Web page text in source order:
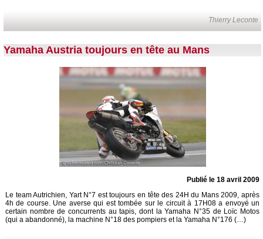
Thierry Leconte
Yamaha Austria toujours en tête au Mans
Publié le 18 avril 2009
Le team Autrichien, Yart N°7 est toujours en tête des 24H du Mans 2009, après
4h de course. Une averse qui est tombée sur le circuit à 17H08 a envoyé un
certain nombre de concurrents au tapis, dont la Yamaha N°35 de Loïc Motos
(qui a abandonné), la machine N°18 des pompiers et la Yamaha N°176 (…)